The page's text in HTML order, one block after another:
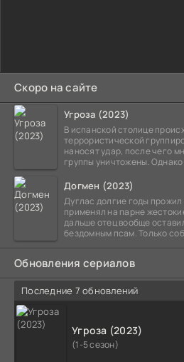
Скоро на сайте
Угроза (2023)
В испанской столице
террористической
наносят удар, после чего
группы уничтожены.
Догмен (2023)
Дуглас долгие годы
применял на парне
дальше отец вообще
бездомным псам. Только
Обновления сериалов
Последние 7 обновлений
Угроза (2023)
(1-5 сезон)